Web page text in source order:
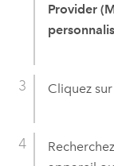
Provider
Cliquez sur